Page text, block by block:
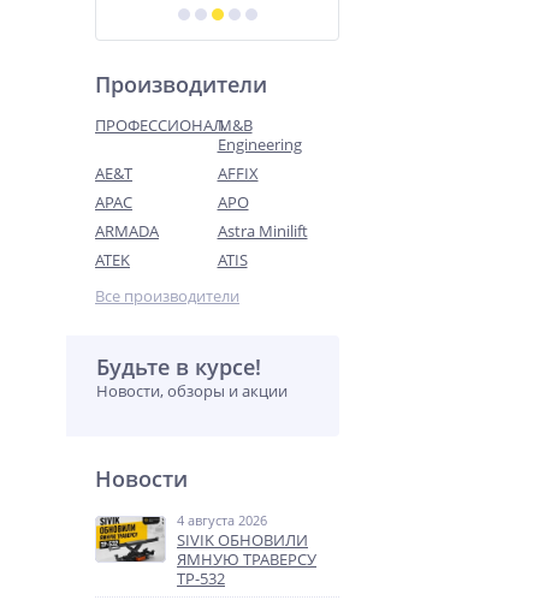
Производители
ПРОФЕССИОНАЛM&B
Engineering
AE&T
AFFIX
APAC
APO
ARMADA
Astra Minilift
ATEK
ATIS
Все производители
Будьте в курсе!
Новости, обзоры и акции
Новости
4 августа 2026
SIVIK ОБНОВИЛИ
ЯМНУЮ ТРАВЕРСУ
ТР-532